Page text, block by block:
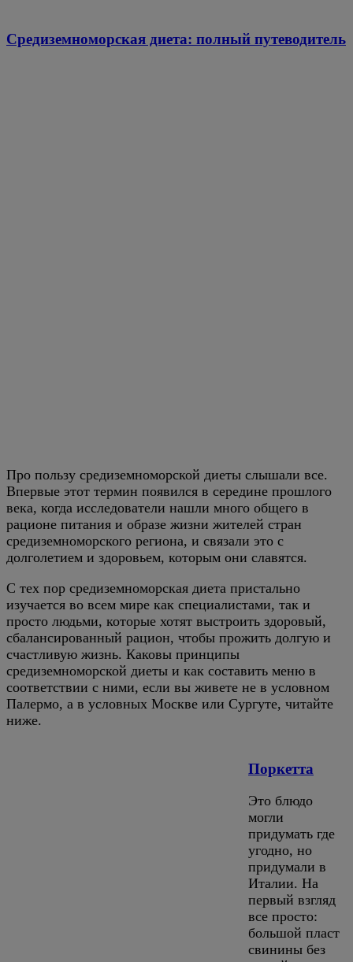
Средиземноморская диета: полный путеводитель
Про пользу средиземноморской диеты слышали все.
Впервые этот термин появился в середине прошлого
века, когда исследователи нашли много общего в
рационе питания и образе жизни жителей стран
средиземноморского региона, и связали это с
долголетием и здоровьем, которым они славятся.
С тех пор средиземноморская диета пристально
изучается во всем мире как специалистами, так и
просто людьми, которые хотят выстроить здоровый,
сбалансированный рацион, чтобы прожить долгую и
счастливую жизнь. Каковы принципы
средиземноморской диеты и как составить меню в
соответствии с ними, если вы живете не в условном
Палермо, а в условных Москве или Сургуте, читайте
ниже.
Поркетта
Это блюдо
могли
придумать где
угодно, но
придумали в
Италии. На
первый взгляд
все просто:
большой пласт
свинины без